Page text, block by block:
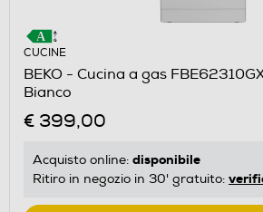
CUCINE
BEKO - Cucina a gas
Bianco
€ 399,00
Acquisto online: disponibile
Ritiro in negozio in 30' gratuito: